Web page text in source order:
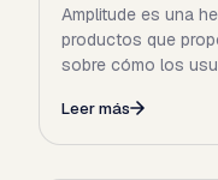
Amplitude es una
productos que
sobre cómo los
Leer más